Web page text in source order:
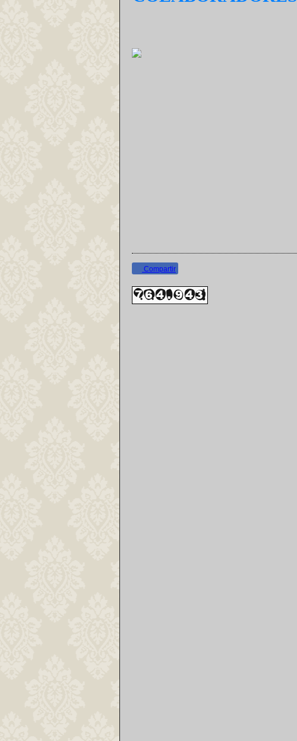
Compartir